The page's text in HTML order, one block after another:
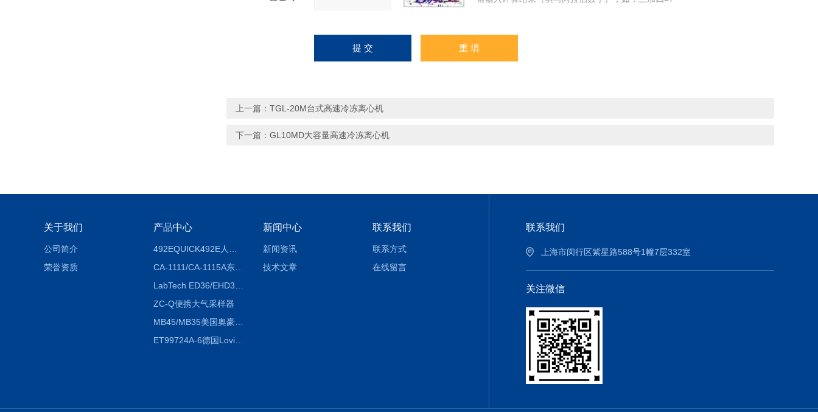
上一篇： TGL-20M台式高速冷冻离心机
下一篇： GL10MD大容量高速冷冻离心机
关于我们
公司简介
荣誉资质
产品中心
CA-1111/CA-1115A东京理化EYELA CA-1111/CA-1115A冷却水循环装置
ZC-Q便携大气采样器
MB45/MB35美国奥豪斯OHAUS MB45/MB35卤素红外水分测定仪
ET99724A-6德国Lovibond ET99724A-6微电脑BOD测定仪
新闻中心
新闻资讯
技术文章
联系我们
联系方式
在线留言
联系我们
上海市闵行区紫星路588号1幢7层332室
关注微信